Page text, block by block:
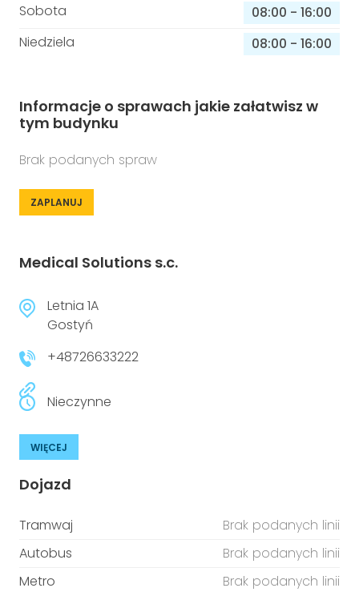
Sobota
08:00 - 16:00
Niedziela
08:00 - 16:00
Informacje o sprawach jakie załatwisz w
tym budynku
Brak podanych spraw
ZAPLANUJ
Medical Solutions s.c.
Letnia 1A
Gostyń
+48726633222
Nieczynne
WIĘCEJ
Dojazd
Tramwaj
Brak podanych linii
Autobus
Brak podanych linii
Metro
Brak podanych linii